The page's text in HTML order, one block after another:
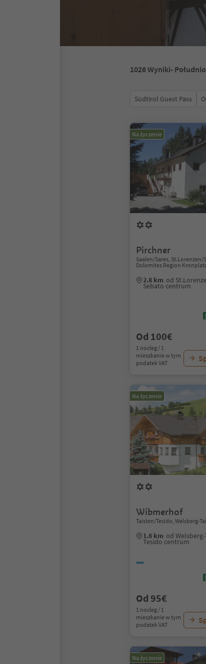
1026Wyniki-
Südtirol Guest Pass
Na życzenie
Pirchner
Saalen/Sares,
Dolomites Region
2.8 km od
Sebato centrum
Od 100€
1 nocleg / 1
mieszkanie w tym
podatek VAT
Na życzenie
Wibmerhof
Taisten/Tesido, Welsberg-
1.8 km od
Tesido centrum
Od 95€
1 nocleg / 1
mieszkanie w tym
podatek VAT
Na życzenie